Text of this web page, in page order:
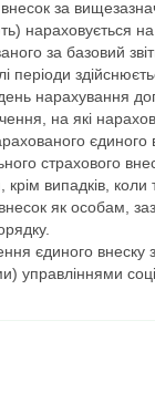
за
нараховується
за базовий
періоди
нарахування
на які
єдиного
страхового
крім випадків,
як особам,
єдиного внеску
управліннями